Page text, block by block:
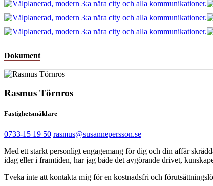
Dokument
Rasmus Törnros
Fastighetsmäklare
0733-15 19 50 rasmus@susannepersson.se
Med ett starkt personligt engagemang för dig och din affär
idag eller i framtiden, har jag både det avgörande drivet,
Tveka inte att kontakta mig för en kostnadsfri och